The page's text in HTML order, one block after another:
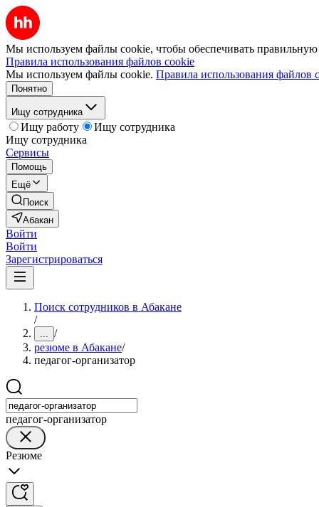
Мы используем файлы cookie, чтобы обеспечивать правильную
Правила использования файлов cookie
Мы используем файлы cookie. Правила использования файлов
Понятно
Ищу сотрудника
Ищу работу
Ищу сотрудника
Ищу сотрудника
Сервисы
Помощь
Ещё
Поиск
Абакан
Войти
Войти
Зарегистрироваться
Поиск сотрудников в Абакане
/
... /
резюме в Абакане/
педагог-организатор
педагог-организатор
Резюме